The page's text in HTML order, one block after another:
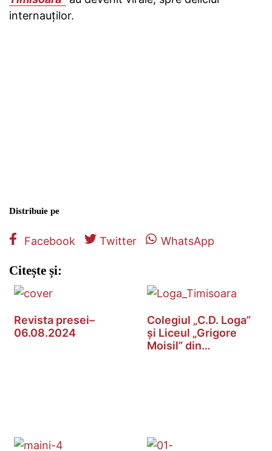
internauților.
Distribuie pe
Facebook Twitter WhatsApp
Citește și:
Revista presei–
06.08.2024
Colegiul „C.D. Loga”
și Liceul „Grigore
Moisil” din…